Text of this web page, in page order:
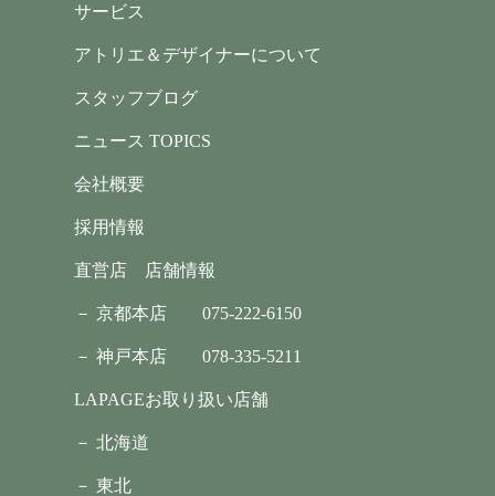
サービス
アトリエ＆デザイナーについて
スタッフブログ
ニュース TOPICS
会社概要
採用情報
直営店 店舗情報
－ 京都本店075-222-6150
－ 神戸本店078-335-5211
LAPAGEお取り扱い店舗
－ 北海道
－ 東北